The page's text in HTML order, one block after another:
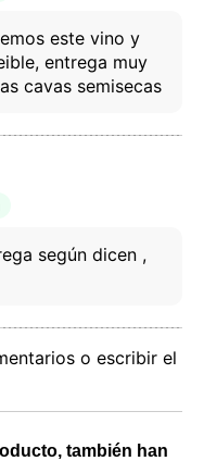
este vino y
entrega muy
cavas semisecas
según dicen ,
o escribir el
también han
capaces de leer,
en su navegador y
procesada por
de navegación.
diversos fines: por
y recordar su
mejorar nuestro
marketing.
no esencial
seleccionar las
su sesión.